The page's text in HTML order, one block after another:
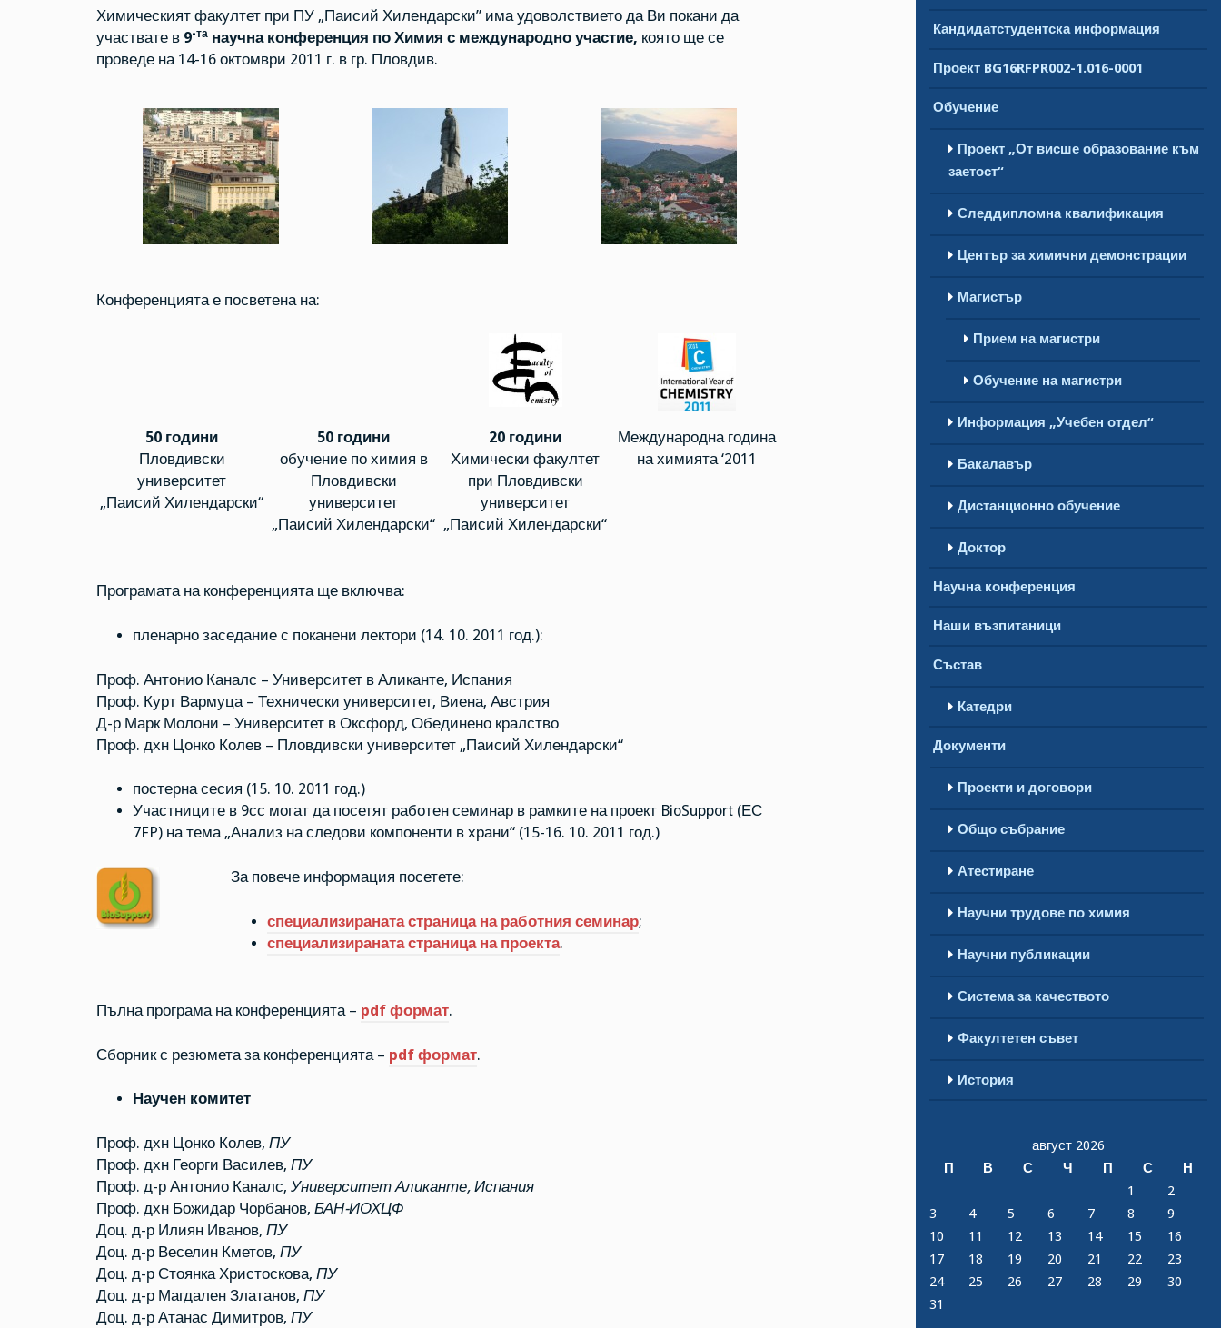
Химическият факултет при ПУ „Паисий Хилендарски” има удоволствието да Ви покани да
участвате в 9-танаучна конференция по Химия с международно участие, която ще се
проведе на 14-16 октомври 2011 г. в гр. Пловдив.
Конференцията е посветена на:
50 години
Пловдивски
университет
„Паисий Хилендарски“
50 години
обучение по химия в
Пловдивски
университет
„Паисий Хилендарски“
20 години
Химически факултет
при Пловдивски
университет
„Паисий Хилендарски“
Международна година
на химията ‘2011
Програмата на конференцията ще включва:
пленарно заседание с поканени лектори (14. 10. 2011 год.):
Проф. Антонио Каналс – Университет в Аликанте, Испания
Проф. Курт Вармуца – Технически университет, Виена, Австрия
Д-р Марк Молони – Университет в Оксфорд, Обединено кралство
Проф. дхн Цонко Колев – Пловдивски университет „Паисий Хилендарски“
постерна сесия (15. 10. 2011 год.)
Участниците в 9сс могат да посетят работен семинар в рамките на проект BioSupport (ЕС
7FP) на тема „Анализ на следови компоненти в храни“ (15-16. 10. 2011 год.)
За повече информация посетете:
специализираната страница на работния семинар;
специализираната страница на проекта.
Пълна програма на конференцията – pdf формат.
Сборник с резюмета за конференцията – pdf формат.
Научен комитет
Проф. дхн Цонко Колев, ПУ
Проф. дхн Георги Василев, ПУ
Проф. д-р Антонио Каналс, Университет Аликанте, Испания
Проф. дхн Божидар Чорбанов, БАН-ИОХЦФ
Доц. д-р Илиян Иванов, ПУ
Доц. д-р Веселин Кметов, ПУ
Доц. д-р Стоянка Христоскова, ПУ
Доц. д-р Магдален Златанов, ПУ
Доц. д-р Атанас Димитров, ПУ
Кандидатстудентска информация
Проект BG16RFPR002-1.016-0001
Обучение
Проект „От висше образование към
заетост“
Следдипломна квалификация
Център за химични демонстрации
Магистър
Прием на магистри
Обучение на магистри
Информация „Учебен отдел“
Бакалавър
Дистанционно обучение
Доктор
Научна конференция
Наши възпитаници
Състав
Катедри
Документи
Проекти и договори
Общо събрание
Атестиране
Научни трудове по химия
Научни публикации
Система за качеството
Факултетен съвет
История
август 2026
П
В С Ч П С
Н
1
2
3
4 5 6 7 8
9
10
11 12 13 14 15
16
17
18 19 20 21 22
23
24
25 26 27 28 29
30
31